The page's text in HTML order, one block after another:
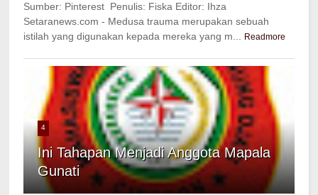
Sumber: Pinterest Penulis: Fiska Editor: Ihza
Setaranews.com - Medusa trauma merupakan sebuah
istilah yang digunakan kepada mereka yang m...
Readmore
4
Ini Tahapan Menjadi Anggota Mapala
Gunati